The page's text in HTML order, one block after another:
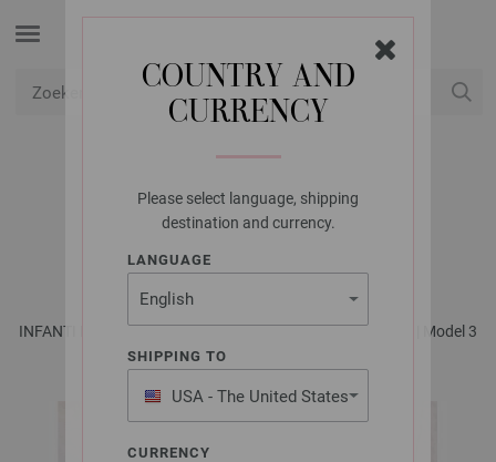
COUNTRY AND
CURRENCY
Please select language, shipping
destination and currency.
LANGUAGE
SHIPPING TO
USA - The United States
of America
CURRENCY
LANA GROSSA
MUTS ECOPUNO
INFANTI No. 19 - Tijdschrift (DE) + Breibeschrijvingen (NL) | Model 3